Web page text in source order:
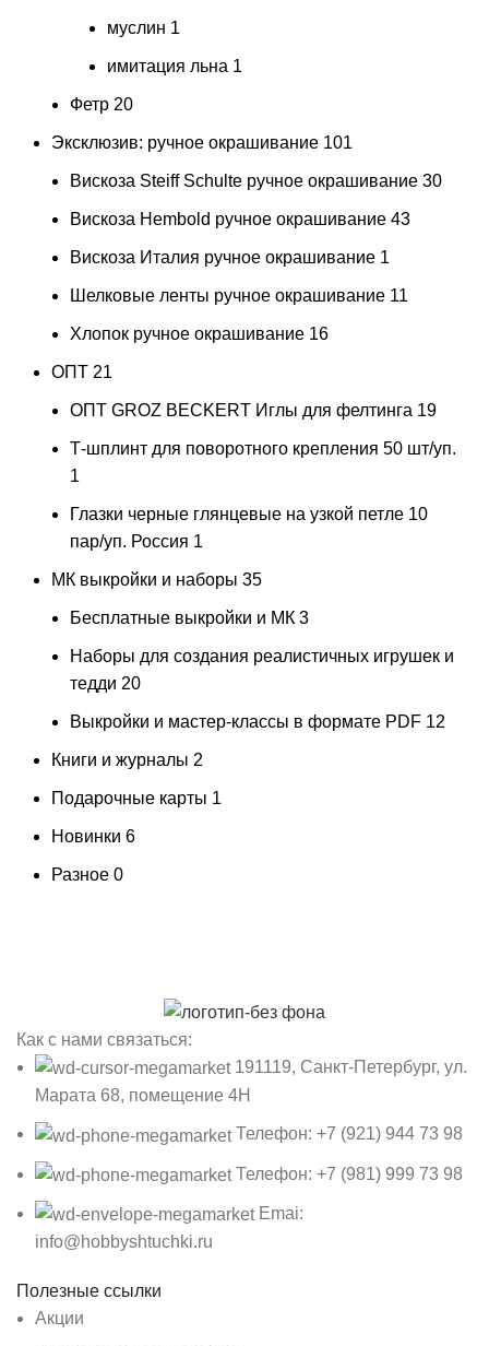
муслин 1
имитация льна 1
Фетр 20
Эксклюзив: ручное окрашивание 101
Вискоза Steiff Schulte ручное окрашивание 30
Вискоза Hembold ручное окрашивание 43
Вискоза Италия ручное окрашивание 1
Шелковые ленты ручное окрашивание 11
Хлопок ручное окрашивание 16
ОПТ 21
ОПТ GROZ BECKERT Иглы для фелтинга 19
Т-шплинт для поворотного крепления 50 шт/уп.
1
Глазки черные глянцевые на узкой петле 10
пар/уп. Россия 1
МК выкройки и наборы 35
Бесплатные выкройки и МК 3
Наборы для создания реалистичных игрушек и
тедди 20
Выкройки и мастер-классы в формате PDF 12
Книги и журналы 2
Подарочные карты 1
Новинки 6
Разное 0
Как с нами связаться:
191119, Санкт-Петербург, ул.
Марата 68, помещение 4Н
Телефон: +7 (921) 944 73 98
Телефон: +7 (981) 999 73 98
Emai:
info@hobbyshtuchki.ru
Полезные ссылки
Акции